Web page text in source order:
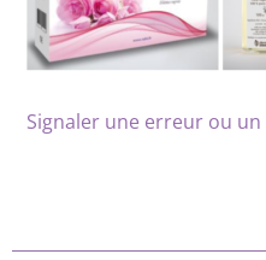
Signaler une erreur ou